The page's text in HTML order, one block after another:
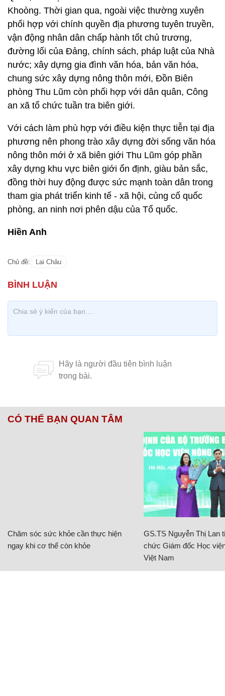
Khoòng. Thời gian qua, ngoài việc thường xuyên
phối hợp với chính quyền địa phương tuyên truyền,
vận động nhân dân chấp hành tốt chủ trương,
đường lối của Đảng, chính sách, pháp luật của Nhà
nước; xây dựng gia đình văn hóa, bản văn hóa,
chung sức xây dựng nông thôn mới, Đồn Biên
phòng Thu Lũm còn phối hợp với dân quân, Công
an xã tổ chức tuần tra biên giới.
Với cách làm phù hợp với điều kiện thực tiễn tại địa
phương nên phong trào xây dựng đời sống văn hóa
nông thôn mới ở xã biên giới Thu Lũm góp phần
xây dựng khu vực biên giới ổn định, giàu bản sắc,
đồng thời huy động được sức mạnh toàn dân trong
tham gia phát triển kinh tế - xã hội, củng cố quốc
phòng, an ninh nơi phên dậu của Tổ quốc.
Hiền Anh
Chủ đề: Lai Châu
CÓ THỂ BẠN QUAN TÂM
Chăm sóc sức khỏe cần thực hiện
ngay khi cơ thể còn khỏe
GS.TS Nguyễn Thị Lan
chức Giám đốc Học
Việt Nam